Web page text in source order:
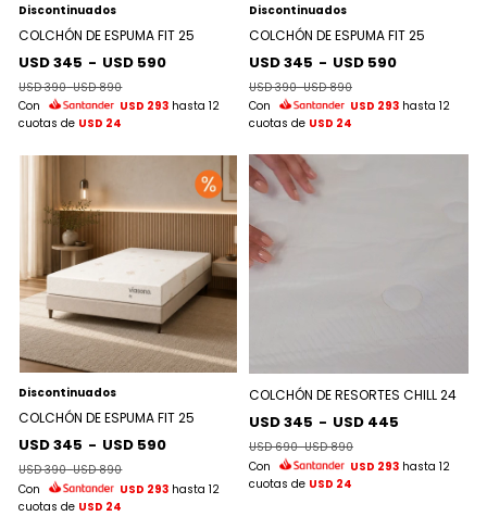
Discontinuados
COLCHÓN DE ESPUMA FIT 25
USD 345 - USD 590
USD 390-USD 890
Con
USD 293 hasta 12
cuotas de USD 24
Discontinuados
COLCHÓN DE ESPUMA FIT 25
USD 345 - USD 590
USD 390-USD 890
Con
USD 293 hasta 12
cuotas de USD 24
Discontinuados
COLCHÓN DE ESPUMA FIT 25
USD 345 - USD 590
USD 390-USD 890
Con
USD 293 hasta 12
cuotas de USD 24
COLCHÓN DE RESORTES CHILL 24
USD 345 - USD 445
USD 690-USD 890
Con
USD 293 hasta 12
cuotas de USD 24